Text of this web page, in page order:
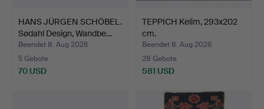
HANS JÜRGEN SCHÖBEL.
Sødahl Design, Wandbe…
Beendet 8. Aug 2026
5 Gebote
70 USD
TEPPICH Kelim, 293x202
cm.
Beendet 8. Aug 2026
28 Gebote
581 USD